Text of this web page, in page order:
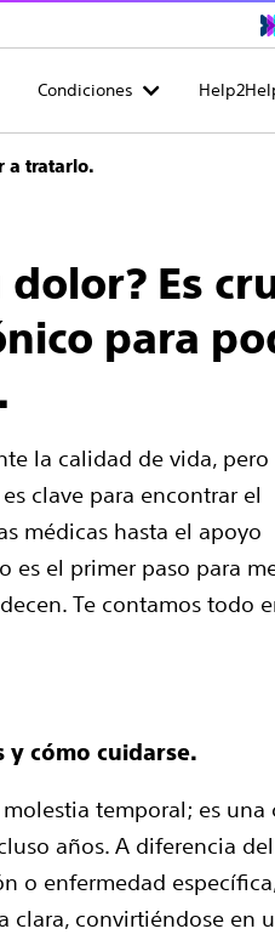
Condiciones
a tratarlo.
Es
para
la calidad de vida, pero
clave para encontrar el
médicas hasta el apoyo
es el primer paso para
Te contamos todo
y cómo cuidarse.
temporal; es una
años. A diferencia
o enfermedad
clara, convirtiéndose en